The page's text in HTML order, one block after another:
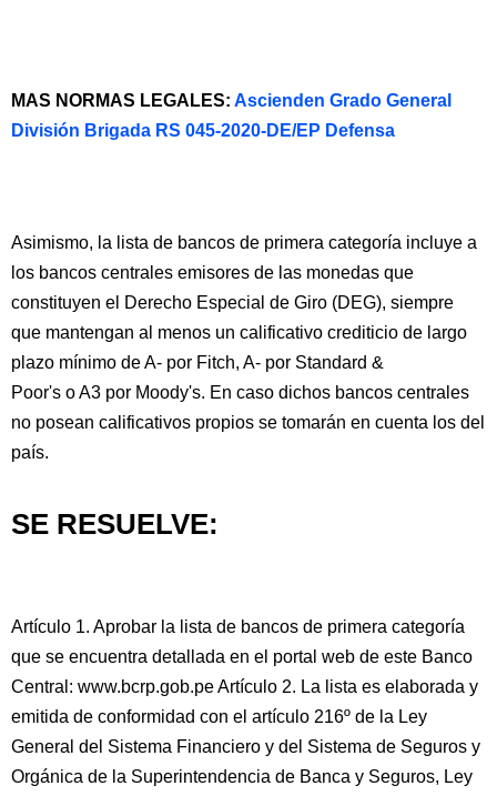
MAS NORMAS LEGALES: Ascienden Grado General
División Brigada RS 045-2020-DE/EP Defensa
Asimismo, la lista de bancos de primera categoría incluye a
los bancos centrales emisores de las monedas que
constituyen el Derecho Especial de Giro (DEG), siempre
que mantengan al menos un calificativo crediticio de largo
plazo mínimo de A- por Fitch, A- por Standard &
Poor's o A3 por Moody's. En caso dichos bancos centrales
no posean calificativos propios se tomarán en cuenta los del
país.
SE RESUELVE:
Artículo 1. Aprobar la lista de bancos de primera categoría
que se encuentra detallada en el portal web de este Banco
Central: www.bcrp.gob.pe Artículo 2. La lista es elaborada y
emitida de conformidad con el artículo 216º de la Ley
General del Sistema Financiero y del Sistema de Seguros y
Orgánica de la Superintendencia de Banca y Seguros, Ley